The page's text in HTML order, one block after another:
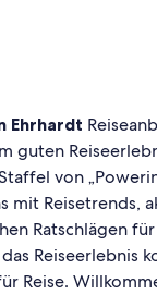
Ehrhardt
guten
von
mit Reisetrends,
Ratschlägen für
Reiseerlebnis
Reise.